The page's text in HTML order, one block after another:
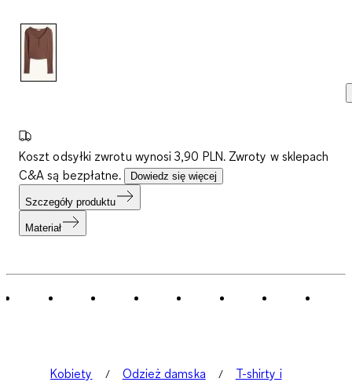
Koszt odsyłki zwrotu wynosi 3,90 PLN. Zwroty w sklepach
C&A są bezpłatne.
Dowiedz się więcej
Szczegóły produktu
Materiał
Kobiety Odzież damska
T-shirty i